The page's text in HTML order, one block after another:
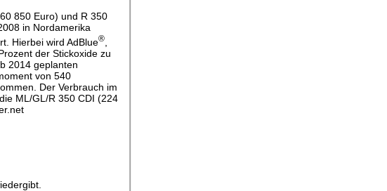
850 Euro) und R 350
in Nordamerika
Hierbei wird AdBlue®
der Stickoxide zu
2014 geplanten
von 540
Der Verbrauch im
ML/GL/R 350 CDI (224